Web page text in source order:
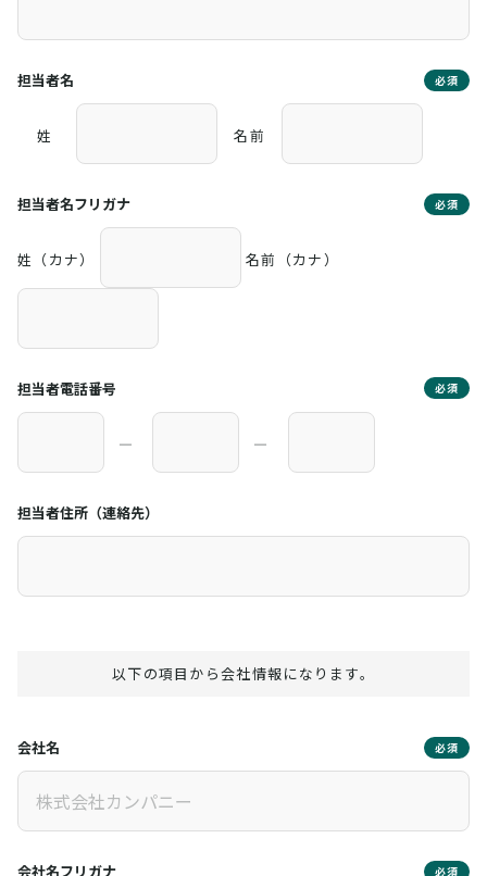
担当者名 必須
姓 名前
担当者名フリガナ 必須
姓（カナ） 名前（カナ）
担当者電話番号 必須
― ―
担当者住所（連絡先）
以下の項目から会社情報になります。
会社名 必須
会社名フリガナ 必須